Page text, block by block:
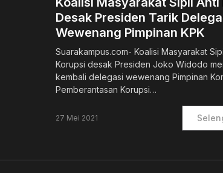
Desak Presiden Tarik
Wewenang Pimpinan KPK
Suarakampus.com- Koalisi Masyarakat
Korupsi desak Presiden Joko Widodo
kembali delegasi wewenang Pimpinan
Pemberantasan Korupsi…
27 Mei 2021